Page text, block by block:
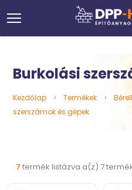
Burkolási
Kezdőlap Termékek
szerszámok és gépek
7 termék listázva a(z) 7